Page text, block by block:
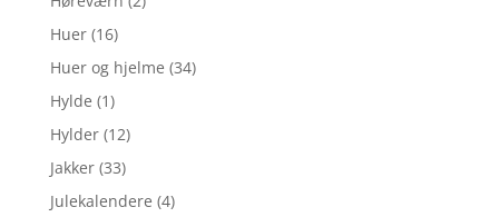
Huer (16)
Huer og hjelme (34)
Hylde (1)
Hylder (12)
Jakker (33)
Julekalendere (4)